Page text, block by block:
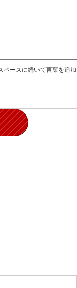
ースに続いて言葉を追